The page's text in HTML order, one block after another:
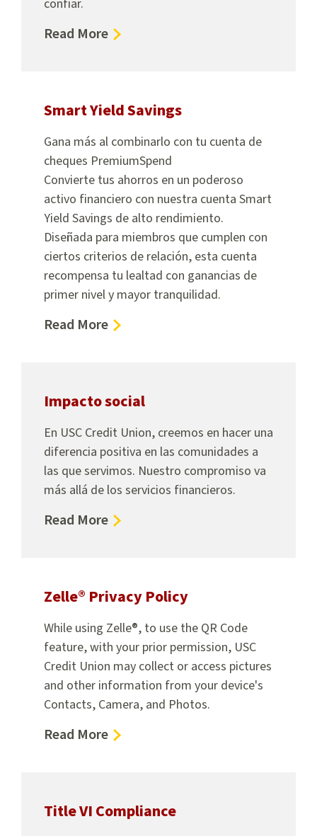
confiar.
Read Moreabout
Smart Yield Savings
Gana más al combinarlo con tu cuenta de
cheques PremiumSpend
Convierte tus ahorros en un poderoso
activo financiero con nuestra cuenta Smart
Yield Savings de alto rendimiento.
Diseñada para miembros que cumplen con
ciertos criterios de relación, esta cuenta
recompensa tu lealtad con ganancias de
primer nivel y mayor tranquilidad.
Read Moreabout
Impacto social
En USC Credit Union, creemos en hacer una
diferencia positiva en las comunidades a
las que servimos. Nuestro compromiso va
más allá de los servicios financieros.
Read Moreabout
Zelle® Privacy Policy
While using Zelle®, to use the QR Code
feature, with your prior permission, USC
Credit Union may collect or access pictures
and other information from your device's
Contacts, Camera, and Photos.
Read Moreabout
Title VI Compliance